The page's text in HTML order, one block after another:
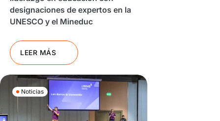
designaciones de expertos en la
UNESCO y el Mineduc
LEER MÁS
Noticias